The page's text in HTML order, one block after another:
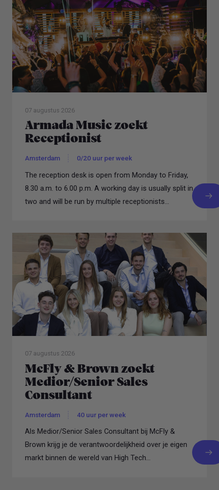
07 augustus 2026
Armada Music zoekt
Receptionist
Amsterdam 0/20 uur per week
The reception desk is open from Monday to Friday,
8.30 a.m. to 6.00 p.m. A working day is usually split in
two and will be run by multiple receptionists...
07 augustus 2026
McFly & Brown zoekt
Medior/Senior Sales
Consultant
Amsterdam 40 uur per week
Als Medior/Senior Sales Consultant bij McFly &
Brown krijg je de verantwoordelijkheid over je eigen
markt binnen de wereld van High Tech...